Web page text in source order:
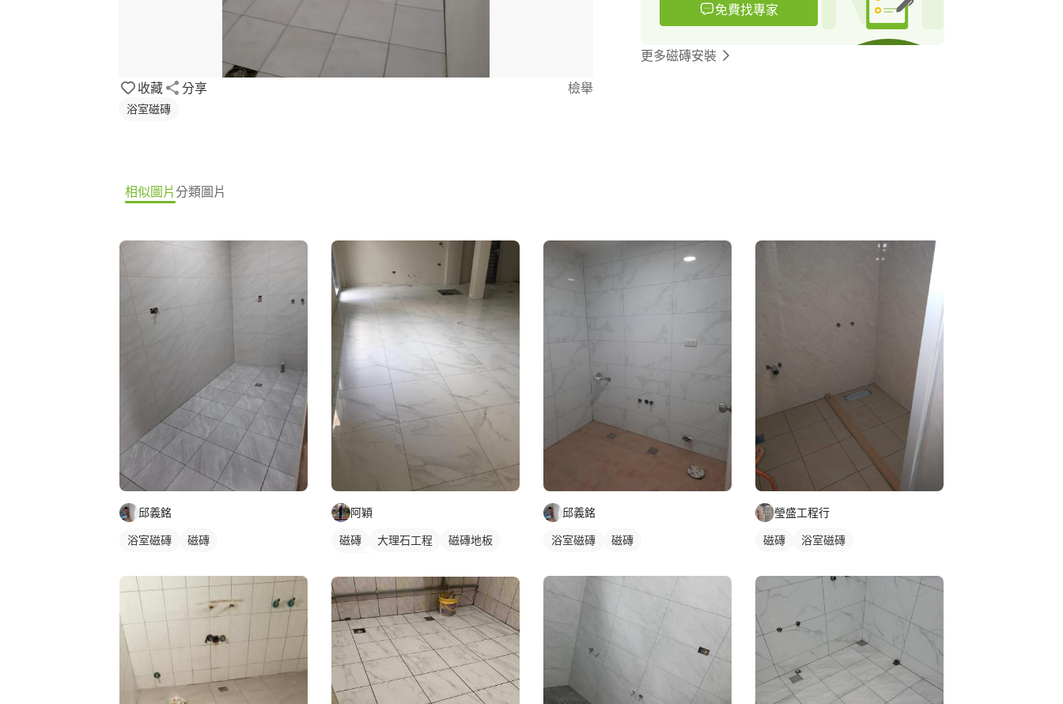
收藏 分享 檢舉
浴室磁磚
免費找專家
更多磁磚安裝
相似圖片分類圖片
邱義銘
浴室磁磚 磁磚
阿穎
磁磚 大理石工程
磁磚地板
邱義銘
浴室磁磚 磁磚
瑩盛工程行
磁磚 浴室磁磚